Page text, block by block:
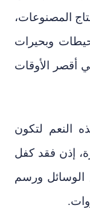
المصنوعات،
وبحيرات
أقصر الأوقات
النعم لتكون
إذن فقد كفل
الوسائل ورسم